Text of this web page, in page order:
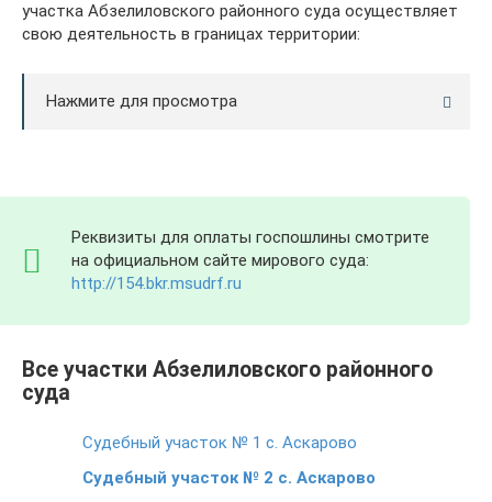
участка Абзелиловского районного суда осуществляет
свою деятельность в границах территории:
Нажмите для просмотра
Реквизиты для оплаты госпошлины смотрите
на официальном сайте мирового суда:
http://154.bkr.msudrf.ru
Все участки Абзелиловского районного
суда
Судебный участок № 1 с. Аскарово
Судебный участок № 2 с. Аскарово